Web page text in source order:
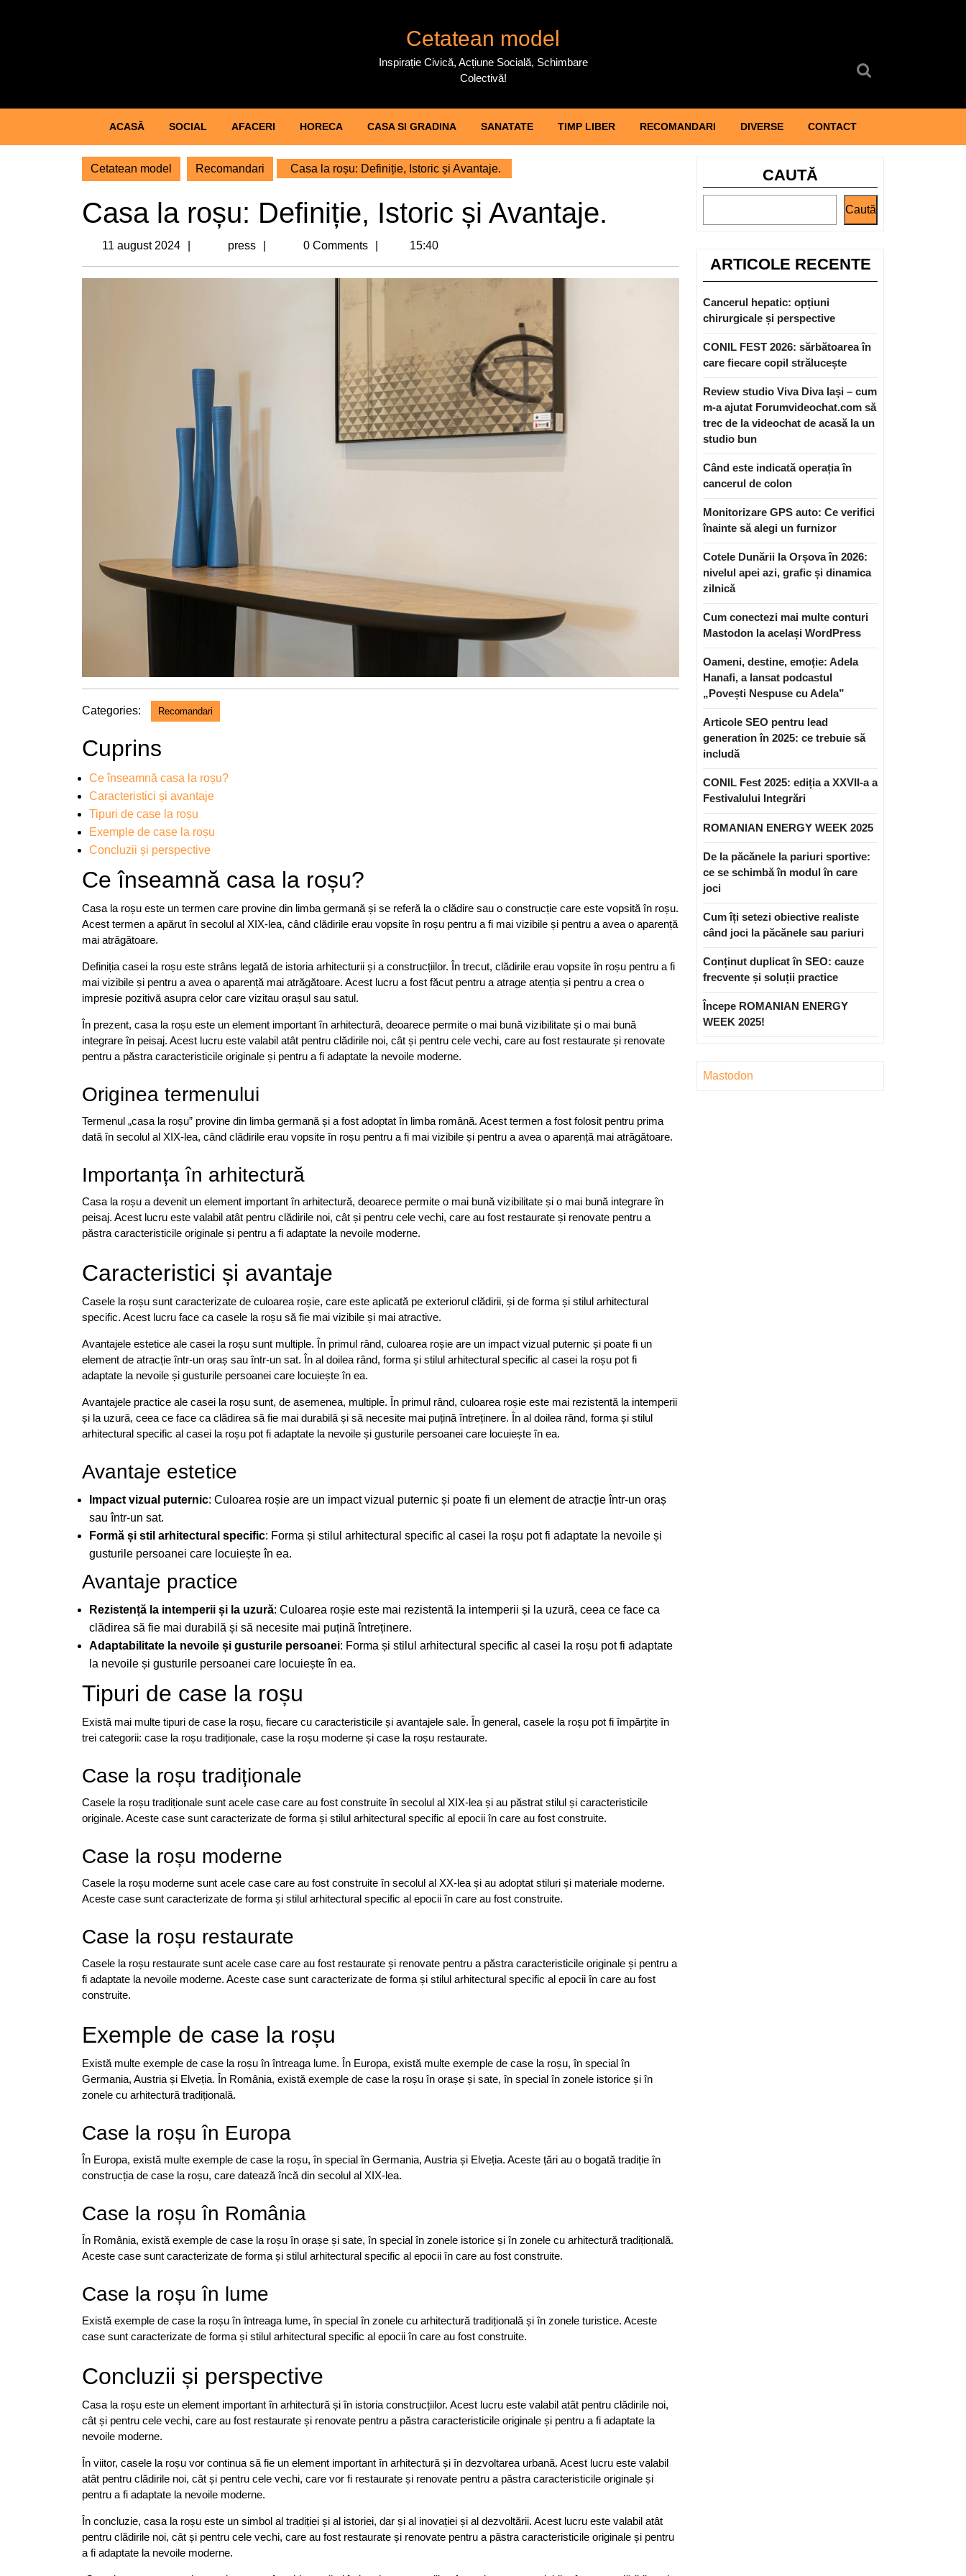
Cetatean model
Inspirație Civică, Acțiune Socială, Schimbare
Colectivă!
ACASĂ SOCIAL AFACERI HORECA CASA SI GRADINA SANATATE TIMP LIBER RECOMANDARI DIVERSE CONTACT
Cetatean model Recomandari Casa la roșu: Definiție, Istoric și Avantaje.
Casa la roșu: Definiție, Istoric și Avantaje.
11 august 2024
2024
press press0 Comments 15:40
Categories: Recomandari
Cuprins
Ce înseamnă casa la roșu?
Caracteristici și avantaje
Tipuri de case la roșu
Exemple de case la roșu
Concluzii și perspective
Ce înseamnă casa la roșu?
Casa la roșu este un termen care provine din limba germană și se referă la o clădire sau o construcție care este vopsită în roșu.
Acest termen a apărut în secolul al XIX-lea, când clădirile erau vopsite în roșu pentru a fi mai vizibile și pentru a avea o aparență
mai atrăgătoare.
Definiția casei la roșu este strâns legată de istoria arhitecturii și a construcțiilor. În trecut, clădirile erau vopsite în roșu pentru a fi
mai vizibile și pentru a avea o aparență mai atrăgătoare. Acest lucru a fost făcut pentru a atrage atenția și pentru a crea o
impresie pozitivă asupra celor care vizitau orașul sau satul.
În prezent, casa la roșu este un element important în arhitectură, deoarece permite o mai bună vizibilitate și o mai bună
integrare în peisaj. Acest lucru este valabil atât pentru clădirile noi, cât și pentru cele vechi, care au fost restaurate și renovate
pentru a păstra caracteristicile originale și pentru a fi adaptate la nevoile moderne.
Originea termenului
Termenul „casa la roșu” provine din limba germană și a fost adoptat în limba română. Acest termen a fost folosit pentru prima
dată în secolul al XIX-lea, când clădirile erau vopsite în roșu pentru a fi mai vizibile și pentru a avea o aparență mai atrăgătoare.
Importanța în arhitectură
Casa la roșu a devenit un element important în arhitectură, deoarece permite o mai bună vizibilitate și o mai bună integrare în
peisaj. Acest lucru este valabil atât pentru clădirile noi, cât și pentru cele vechi, care au fost restaurate și renovate pentru a
păstra caracteristicile originale și pentru a fi adaptate la nevoile moderne.
Caracteristici și avantaje
Casele la roșu sunt caracterizate de culoarea roșie, care este aplicată pe exteriorul clădirii, și de forma și stilul arhitectural
specific. Acest lucru face ca casele la roșu să fie mai vizibile și mai atractive.
Avantajele estetice ale casei la roșu sunt multiple. În primul rând, culoarea roșie are un impact vizual puternic și poate fi un
element de atracție într-un oraș sau într-un sat. În al doilea rând, forma și stilul arhitectural specific al casei la roșu pot fi
adaptate la nevoile și gusturile persoanei care locuiește în ea.
Avantajele practice ale casei la roșu sunt, de asemenea, multiple. În primul rând, culoarea roșie este mai rezistentă la intemperii
și la uzură, ceea ce face ca clădirea să fie mai durabilă și să necesite mai puțină întreținere. În al doilea rând, forma și stilul
arhitectural specific al casei la roșu pot fi adaptate la nevoile și gusturile persoanei care locuiește în ea.
Avantaje estetice
Impact vizual puternic: Culoarea roșie are un impact vizual puternic și poate fi un element de atracție într-un oraș
sau într-un sat.
Formă și stil arhitectural specific: Forma și stilul arhitectural specific al casei la roșu pot fi adaptate la nevoile și
gusturile persoanei care locuiește în ea.
Avantaje practice
Rezistență la intemperii și la uzură: Culoarea roșie este mai rezistentă la intemperii și la uzură, ceea ce face ca
clădirea să fie mai durabilă și să necesite mai puțină întreținere.
Adaptabilitate la nevoile și gusturile persoanei: Forma și stilul arhitectural specific al casei la roșu pot fi adaptate
la nevoile și gusturile persoanei care locuiește în ea.
Tipuri de case la roșu
Există mai multe tipuri de case la roșu, fiecare cu caracteristicile și avantajele sale. În general, casele la roșu pot fi împărțite în
trei categorii: case la roșu tradiționale, case la roșu moderne și case la roșu restaurate.
Case la roșu tradiționale
Casele la roșu tradiționale sunt acele case care au fost construite în secolul al XIX-lea și au păstrat stilul și caracteristicile
originale. Aceste case sunt caracterizate de forma și stilul arhitectural specific al epocii în care au fost construite.
Case la roșu moderne
Casele la roșu moderne sunt acele case care au fost construite în secolul al XX-lea și au adoptat stiluri și materiale moderne.
Aceste case sunt caracterizate de forma și stilul arhitectural specific al epocii în care au fost construite.
Case la roșu restaurate
Casele la roșu restaurate sunt acele case care au fost restaurate și renovate pentru a păstra caracteristicile originale și pentru a
fi adaptate la nevoile moderne. Aceste case sunt caracterizate de forma și stilul arhitectural specific al epocii în care au fost
construite.
Exemple de case la roșu
Există multe exemple de case la roșu în întreaga lume. În Europa, există multe exemple de case la roșu, în special în
Germania, Austria și Elveția. În România, există exemple de case la roșu în orașe și sate, în special în zonele istorice și în
zonele cu arhitectură tradițională.
Case la roșu în Europa
În Europa, există multe exemple de case la roșu, în special în Germania, Austria și Elveția. Aceste țări au o bogată tradiție în
construcția de case la roșu, care datează încă din secolul al XIX-lea.
Case la roșu în România
În România, există exemple de case la roșu în orașe și sate, în special în zonele istorice și în zonele cu arhitectură tradițională.
Aceste case sunt caracterizate de forma și stilul arhitectural specific al epocii în care au fost construite.
Case la roșu în lume
Există exemple de case la roșu în întreaga lume, în special în zonele cu arhitectură tradițională și în zonele turistice. Aceste
case sunt caracterizate de forma și stilul arhitectural specific al epocii în care au fost construite.
Concluzii și perspective
Casa la roșu este un element important în arhitectură și în istoria construcțiilor. Acest lucru este valabil atât pentru clădirile noi,
cât și pentru cele vechi, care au fost restaurate și renovate pentru a păstra caracteristicile originale și pentru a fi adaptate la
nevoile moderne.
În viitor, casele la roșu vor continua să fie un element important în arhitectură și în dezvoltarea urbană. Acest lucru este valabil
atât pentru clădirile noi, cât și pentru cele vechi, care vor fi restaurate și renovate pentru a păstra caracteristicile originale și
pentru a fi adaptate la nevoile moderne.
În concluzie, casa la roșu este un simbol al tradiției și al istoriei, dar și al inovației și al dezvoltării. Acest lucru este valabil atât
pentru clădirile noi, cât și pentru cele vechi, care au fost restaurate și renovate pentru a păstra caracteristicile originale și pentru
a fi adaptate la nevoile moderne.
CAUTĂ
Caută
ARTICOLE RECENTE
Cancerul hepatic: opțiuni
chirurgicale și perspective
CONIL FEST 2026: sărbătoarea în
care fiecare copil strălucește
Review studio Viva Diva Iași – cum
m-a ajutat Forumvideochat.com să
trec de la videochat de acasă la un
studio bun
Când este indicată operația în
cancerul de colon
Monitorizare GPS auto: Ce verifici
înainte să alegi un furnizor
Cotele Dunării la Orșova în 2026:
nivelul apei azi, grafic și dinamica
zilnică
Cum conectezi mai multe conturi
Mastodon la același WordPress
Oameni, destine, emoție: Adela
Hanafi, a lansat podcastul
„Povești Nespuse cu Adela”
Articole SEO pentru lead
generation în 2025: ce trebuie să
includă
CONIL Fest 2025: ediția a XXVII-a a
Festivalului Integrări
ROMANIAN ENERGY WEEK 2025
De la păcănele la pariuri sportive:
ce se schimbă în modul în care
joci
Cum îți setezi obiective realiste
când joci la păcănele sau pariuri
Conținut duplicat în SEO: cauze
frecvente și soluții practice
Începe ROMANIAN ENERGY
WEEK 2025!
Mastodon